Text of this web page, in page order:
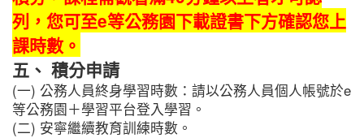
列，您可至e等公務園下載證書下方確認您上
課時數。
五、 積分申請
(一) 公務人員終身學習時數：請以公務人員個人帳號於e
等公務園＋學習平台登入學習。
(二) 安寧繼續教育訓練時數。